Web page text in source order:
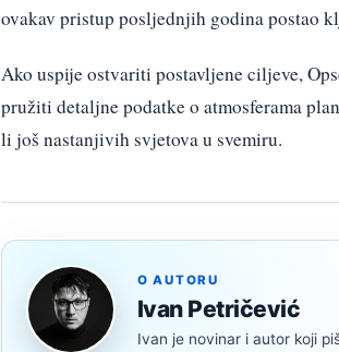
ovakav pristup posljednjih godina postao
Ako uspije ostvariti postavljene ciljeve,
pružiti detaljne podatke o atmosferama
li još nastanjivih svjetova u svemiru.
O AUTORU
Ivan Petričević
Ivan je novinar i autor koji